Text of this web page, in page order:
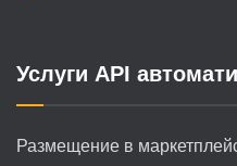
Услуги API
Размещение в